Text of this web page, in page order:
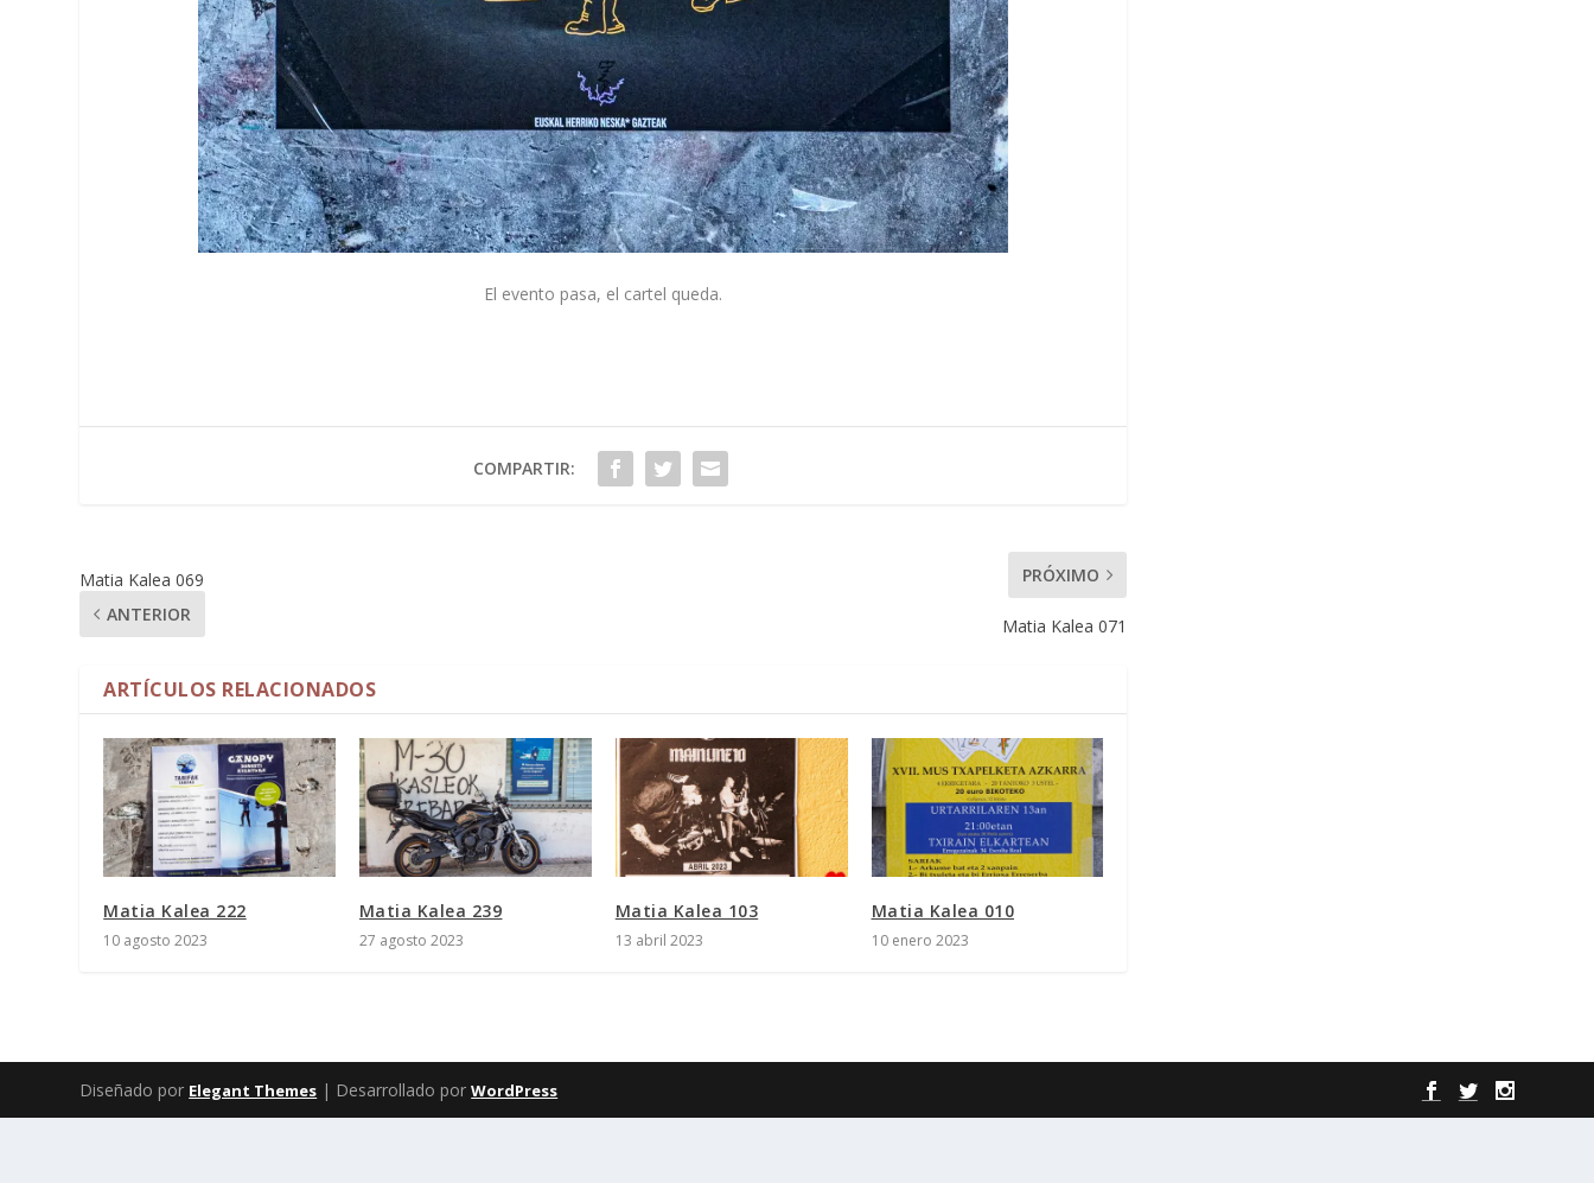
El evento pasa, el cartel queda.
COMPARTIR:
Matia Kalea 069
ANTERIOR
PRÓXIMO
Matia Kalea 071
ARTÍCULOS RELACIONADOS
Matia Kalea 222
10 agosto 2023
Matia Kalea 239
27 agosto 2023
Matia Kalea 103
13 abril 2023
Matia Kalea 010
10 enero 2023
Diseñado por Elegant Themes | Desarrollado porWordPress